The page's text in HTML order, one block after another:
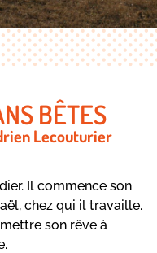
BÊTES
Lecouturier
Il commence son
chez qui il travaille.
son rêve à